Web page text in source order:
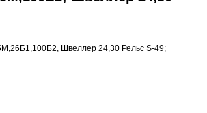
Швеллер 24,30 Рельс S-49;